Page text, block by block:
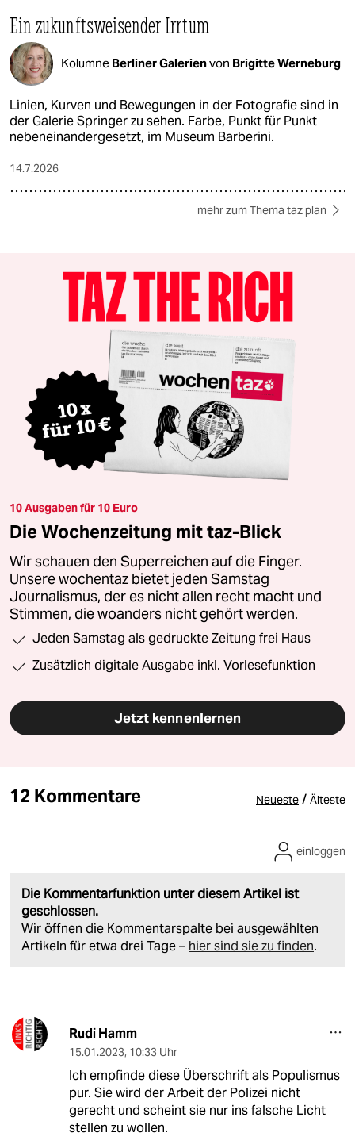
Ein zukunftsweisender Irrtum
Kolumne Berliner Galerienvon Brigitte Werneburg
Linien, Kurven und Bewegungen in der Fotografie sind in
der Galerie Springer zu sehen. Farbe, Punkt für Punkt
nebeneinandergesetzt, im Museum Barberini.
14.7.2026
mehr zum Thema taz plan
10 Ausgaben für 10 Euro
Die Wochenzeitung mit taz-Blick
Wir schauen den Superreichen auf die Finger.
Unsere wochentaz bietet jeden Samstag
Journalismus, der es nicht allen recht macht und
Stimmen, die woanders nicht gehört werden.
Jeden Samstag als gedruckte Zeitung frei Haus
Zusätzlich digitale Ausgabe inkl. Vorlesefunktion
Jetzt kennenlernen
12 Kommentare Neueste / Älteste
Die Kommentarfunktion unter diesem Artikel ist
geschlossen.
Wir öffnen die Kommentarspalte bei ausgewählten
Artikeln für etwa drei Tage – hier sind sie zu finden.
einloggen
Rudi Hamm
15.01.2023, 10:33 Uhr
Ich empfinde diese Überschrift als Populismus
pur. Sie wird der Arbeit der Polizei nicht
gerecht und scheint sie nur ins falsche Licht
stellen zu wollen.